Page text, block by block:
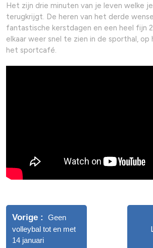
Het zijn drie minuten van je leven welke
terugkrijgt. De heren van het derde
fantastische kerstdagen en een heel fijn
elkaar weer snel te zien in de sporthal,
het sportcafé.
Vorige
Geen
volleybal tot en met
14 januari